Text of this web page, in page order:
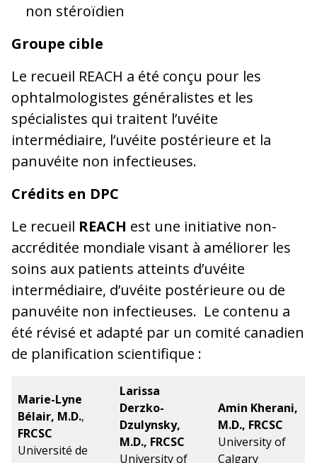
non stéroïdien
Groupe cible
Le recueil REACH a été conçu pour les
ophtalmologistes généralistes et les
spécialistes qui traitent l’uvéite
intermédiaire, l’uvéite postérieure et la
panuvéite non infectieuses.
Crédits en DPC
Le recueil REACH est une initiative non-
accréditée mondiale visant à améliorer les
soins aux patients atteints d’uvéite
intermédiaire, d’uvéite postérieure ou de
panuvéite non infectieuses. Le contenu a
été révisé et adapté par un comité canadien
de planification scientifique :
Marie-Lyne
Bélair, M.D.,
FRCSC
Université de
Larissa
Derzko-
Dzulynsky,
M.D., FRCSC
University of
Amin Kherani,
M.D., FRCSC
University of
Calgary